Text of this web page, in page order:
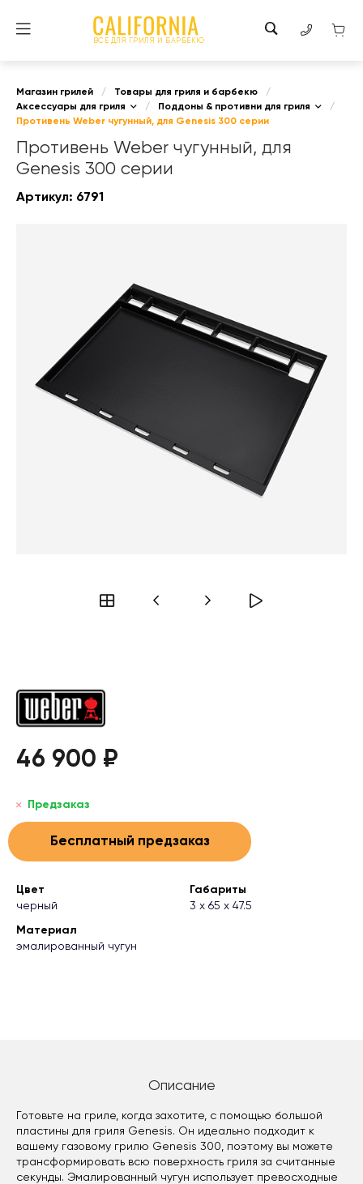
ВСЕ ДЛЯ ГРИЛЯ И БАРБЕКЮ
Магазин грилей / Товары для гриля и барбекю
/
Аксессуары для гриля
/ Поддоны & противни для гриля
/
Противень Weber чугунный, для Genesis 300 серии
Противень Weber чугунный, для
Genesis 300 серии
Артикул: 6791
46 900 ₽
Предзаказ
Бесплатный предзаказ
Цвет
черный
Габариты
3 х 65 х 47.5
Материал
эмалированный чугун
Описание
Готовьте на гриле, когда захотите, с помощью большой
пластины для гриля Genesis. Он идеально подходит к
вашему газовому грилю Genesis 300, поэтому вы можете
трансформировать всю поверхность гриля за считанные
секунды. Эмалированный чугун использует превосходные